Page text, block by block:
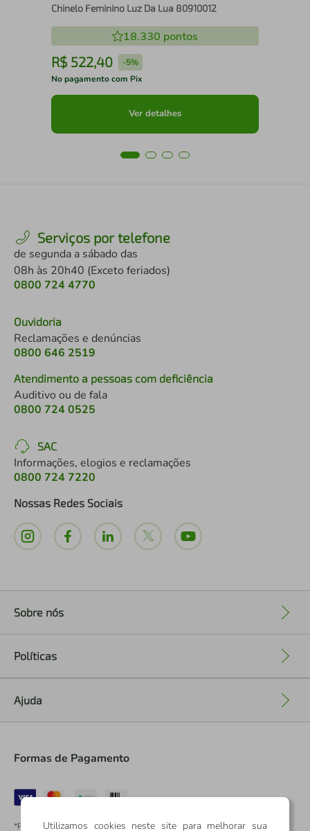
Chinelo Feminino Luz Da Lua 80910012
18.330 pontos
R$ 522,40 -5%
No pagamento com Pix
Ver detalhes
Serviços por telefone
de segunda a sábado das
08h às 20h40 (Exceto feriados)
0800 724 4770
Ouvidoria
Reclamações e denúncias
0800 646 2519
Atendimento a pessoas com deficiência
Auditivo ou de fala
0800 724 0525
SAC
Informações, elogios e reclamações
0800 724 7220
Nossas Redes Sociais
Sobre nós
Políticas
Ajuda
Formas de Pagamento
*Pontos dos Cartões Sicredi
Utilizamos cookies neste site para melhorar sua